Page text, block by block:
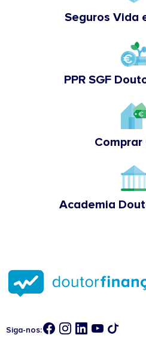
Seguros Vida
PPR SGF
Comprar
Academia
Siga-nos: